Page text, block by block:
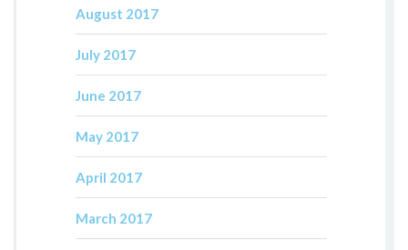
August 2017
July 2017
June 2017
May 2017
April 2017
March 2017